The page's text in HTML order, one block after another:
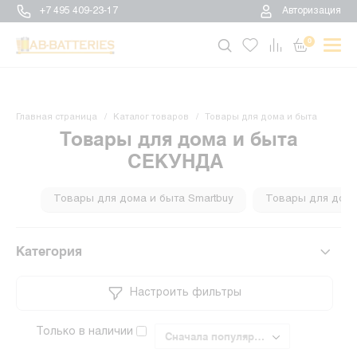
+7 495 409-23-17 Авторизация
0
Главная страница Каталог товаров Товары для дома и быта
Товары для дома и быта
СЕКУНДА
Товары для дома и быта Smartbuy Товары для
Категория
Настроить фильтры
Только в наличии Сначала популярные